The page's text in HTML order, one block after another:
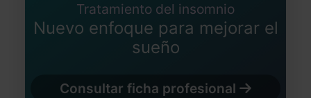
Tratamiento del insomnio
Nuevo enfoque para mejorar el
sueño
Consultar ficha profesional